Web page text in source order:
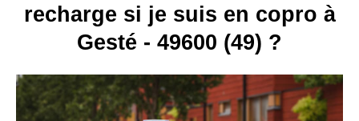
recharge si je suis en copro à
Gesté - 49600 (49) ?